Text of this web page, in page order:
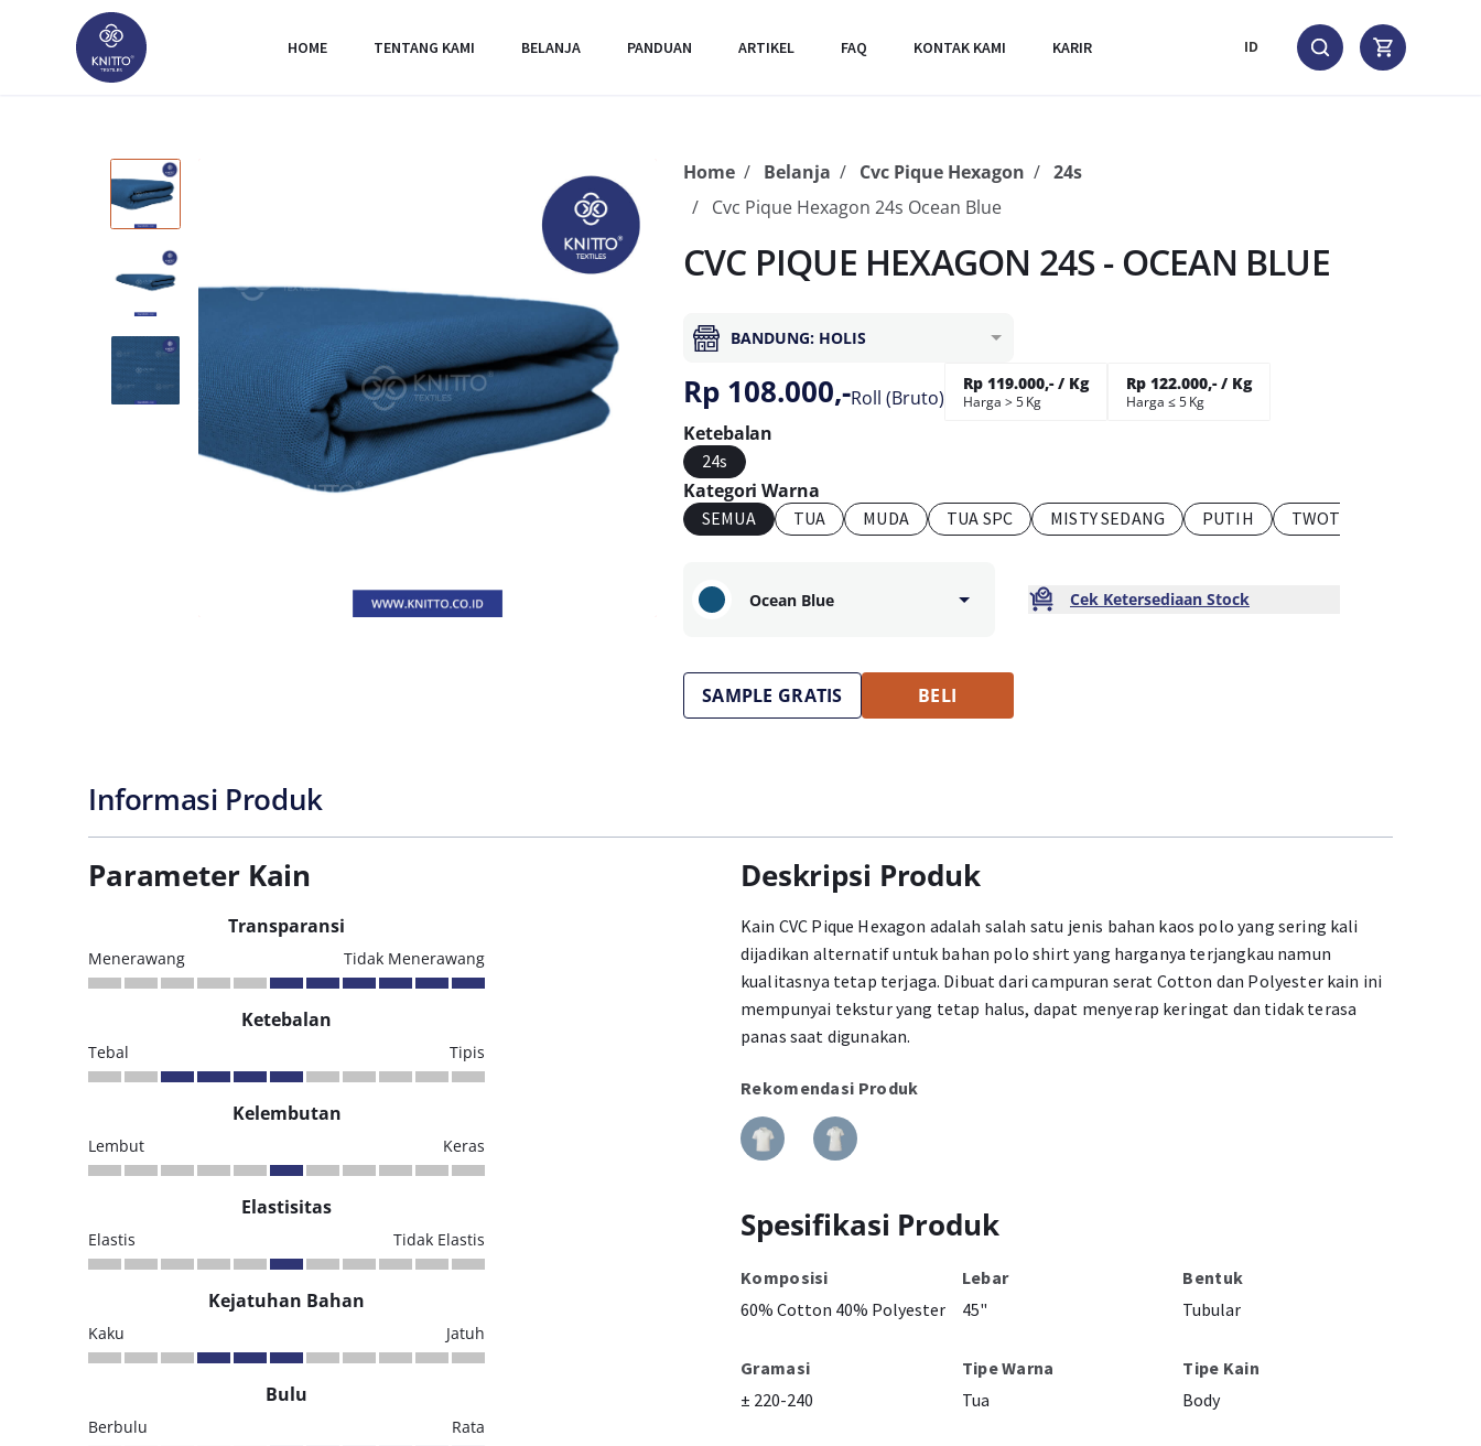
HOME TENTANG KAMI BELANJA PANDUAN ARTIKEL FAQ KONTAK KAMI KARIR ID
Home Belanja Cvc Pique Hexagon
24s
Cvc Pique Hexagon 24s Ocean Blue
CVC PIQUE HEXAGON 24S - OCEAN BLUE
BANDUNG: HOLIS
Rp 108.000,-Roll (Bruto)
Rp 119.000,- / Kg
Harga > 5 Kg
Rp 122.000,- / Kg
Harga ≤ 5 Kg
Ketebalan
24s
Kategori Warna
SEMUA TUA MUDA TUA SPC MISTY SEDANG PUTIH TWOTONE
Ocean Blue Cek Ketersediaan Stock
SAMPLE GRATIS BELI
Informasi Produk
Parameter Kain
Transparansi
Menerawang Tidak Menerawang
Ketebalan
Tebal Tipis
Kelembutan
Lembut Keras
Elastisitas
Elastis Tidak Elastis
Kejatuhan Bahan
Kaku Jatuh
Bulu
Berbulu Rata
Deskripsi Produk
Kain CVC Pique Hexagon adalah salah satu jenis bahan kaos polo yang sering kali
dijadikan alternatif untuk bahan polo shirt yang harganya terjangkau namun
kualitasnya tetap terjaga. Dibuat dari campuran serat Cotton dan Polyester kain ini
mempunyai tekstur yang tetap halus, dapat menyerap keringat dan tidak terasa
panas saat digunakan.
Rekomendasi Produk
Spesifikasi Produk
Komposisi
60% Cotton 40% Polyester
Lebar
45"
Bentuk
Tubular
Gramasi
± 220-240
Tipe Warna
Tua
Tipe Kain
Body